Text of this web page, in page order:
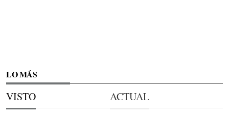
LO MÁS
VISTO ACTUAL